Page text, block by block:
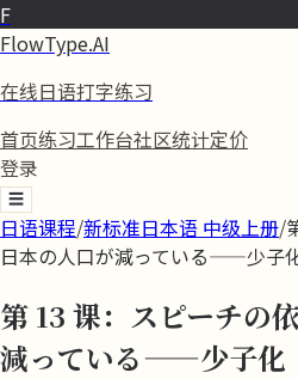
F
FlowType.AI
在线日语打字练习
首页练习工作台社区统计定价
登录
☰
日语课程/新标准日本语 中级上册/
日本の人口が減っている——少子
第 13 课：スピーチの
減っている——少子化